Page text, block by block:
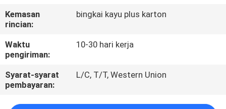
KONTROL
KUALITAS
HUBUNGI
KAMI
Kemasan
rincian:
bingkai kayu plus karton
Waktu
pengiriman:
10-30 hari kerja
Syarat-syarat
pembayaran:
L/C, T/T, Western Union